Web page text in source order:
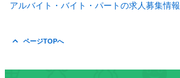
アルバイト・バイト・パートの求人募集情報
ページTOPへ